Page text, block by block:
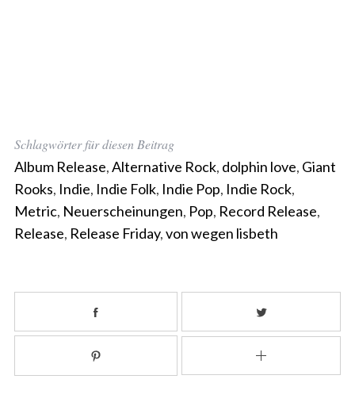
Schlagwörter für diesen Beitrag
Album Release,Alternative Rock, dolphin love, Giant
Rooks, Indie, Indie Folk, Indie Pop, Indie Rock,
Metric, Neuerscheinungen, Pop, Record Release,
Release, Release Friday,von wegen lisbeth